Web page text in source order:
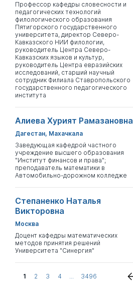
Профессор кафедры словесности и
педагогических технологий
филологического образования
Пятигорского государственного
университета, директор Северо-
Кавказского НИИ филологии,
руководитель Центра Северо-
Кавказских языков и культур,
руководитель Центра евразийских
исследований, старший научный
сотрудник Филиала Ставропольского
государственного педагогического
института
Алиева Хурият Рамазановна
Дагестан, Махачкала
Заведующая кафедрой частного
учреждение высшего образования
"Институт финансов и права";
преподаватель математики в
Автомобильно-дорожном колледже
Степаненко Наталья
Викторовна
Москва
Доцент кафедры математических
методов принятия решений
Университета "Синергия"
1 2 3 4 ... 3496